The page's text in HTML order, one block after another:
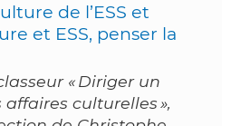
de l’ESS et
et ESS, penser la
« Diriger un
affaires culturelles »,